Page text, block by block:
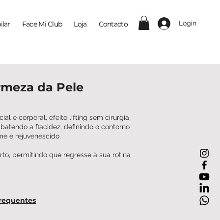
Face Mi Club Loja Contacto Login
da Pele
e corporal, efeito lifting sem cirurgia
a flacidez, definindo o contorno
e rejuvenescido.
permitindo que regresse à sua rotina